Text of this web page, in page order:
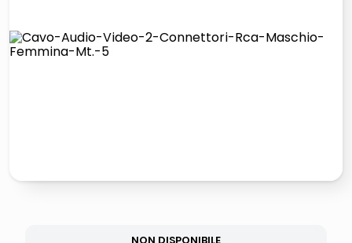
lucidatrice pavimenti